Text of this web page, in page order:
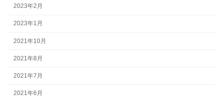
2023年2月
2023年1月
2021年10月
2021年8月
2021年7月
2021年6月